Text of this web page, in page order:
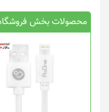
محصولات بخش